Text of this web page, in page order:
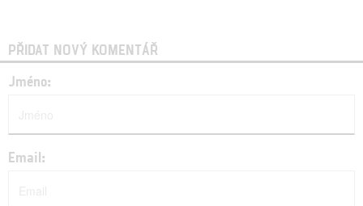
PŘIDAT NOVÝ KOMENTÁŘ
Jméno:
Email: